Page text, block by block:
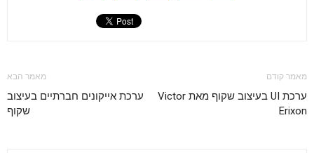
מאמר קודם
ערכת UI בעיצוב שקוף מאת Victor
Erixon
מאמר הבא
ערכת אייקונים חברתיים בעיצוב
שקוף